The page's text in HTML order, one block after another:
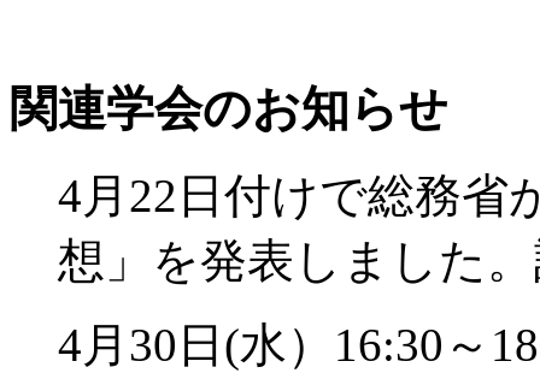
関連学会のお知らせ
4月22日付けで総務省
想」を発表しました
4月30日(水）16:30～